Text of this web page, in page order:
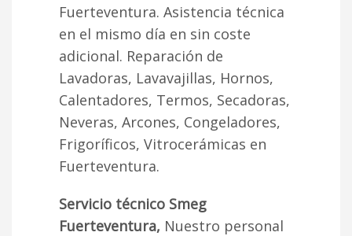
Fuerteventura. Asistencia técnica
en el mismo día en sin coste
adicional. Reparación de
Lavadoras, Lavavajillas, Hornos,
Calentadores, Termos, Secadoras,
Neveras, Arcones, Congeladores,
Frigoríficos, Vitrocerámicas en
Fuerteventura.
Servicio técnico Smeg
Fuerteventura, Nuestro personal